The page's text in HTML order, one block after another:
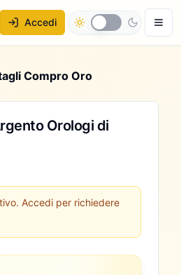
Accedi
Compro Oro
Orologi di
Accedi per richiedere